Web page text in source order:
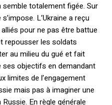
semble totalement figée. Sur
L’Ukraine a reçu
pour ne pas être battue
repousser les soldats
au milieu du gué et fait
ses objectifs en demandant
limites de l’engagement
mais pas à imaginer une
En règle générale